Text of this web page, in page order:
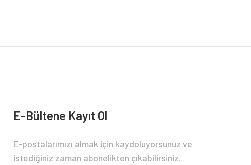
E-Bültene Kayıt Ol
E-postalarımızı almak için kaydoluyorsunuz ve
istediğiniz zaman abonelikten çıkabilirsiniz.